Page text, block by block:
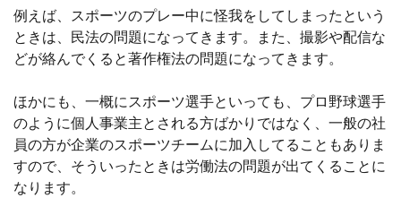
例えば、スポーツのプレー中に怪我をしてしまったという
ときは、民法の問題になってきます。また、撮影や配信な
どが絡んでくると著作権法の問題になってきます。
ほかにも、一概にスポーツ選手といっても、プロ野球選手
のように個人事業主とされる方ばかりではなく、一般の社
員の方が企業のスポーツチームに加入してることもありま
すので、そういったときは労働法の問題が出てくることに
なります。